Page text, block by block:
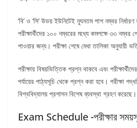
‘বি’ ও ‘সি’ উভয় ইউনিটেই ন্যূনতম পাশ নম্বর
পরীক্ষার্থীদের ১০০ নম্বরের মধ্যে কমপক্ষে ৩৩ নম্বর
পাওয়ার জন্য। পরীক্ষা শেষে মেধা তালিকা অনুযায়ী
পরীক্ষায় বিষয়ভিত্তিক প্রশ্ন থাকবে এবং
পর্যায়ের পাঠ্যসূচি থেকে প্রশ্ন করা হবে। পরীক্ষা
বিশ্ববিদ্যালয় প্রশাসন বিশেষ ব্যবস্থা গ্রহণ করেছে।
Exam Schedule -পরীক্ষার